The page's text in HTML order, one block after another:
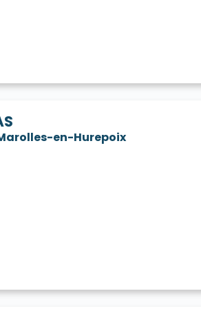
en-Hurepoix